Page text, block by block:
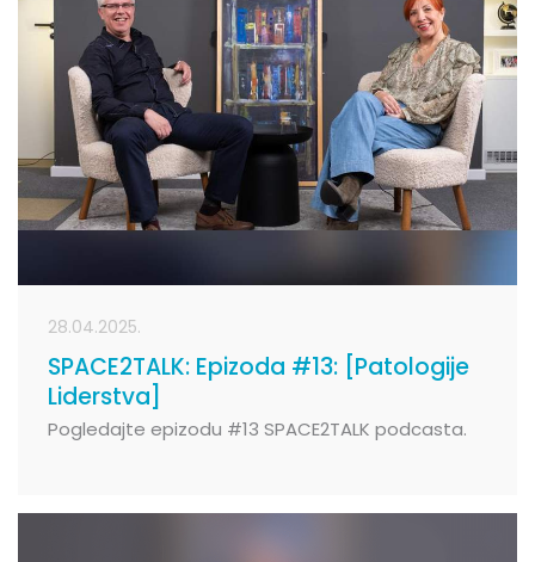
28.04.2025.
SPACE2TALK: Epizoda #13: [Patologije
Liderstva]
Pogledajte epizodu #13 SPACE2TALK podcasta.